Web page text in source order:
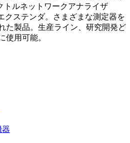
トルネットワークアナライザ
クステンダ。さまざまな測定器を
た製品。生産ライン、研究開発ど
使用可能。
器